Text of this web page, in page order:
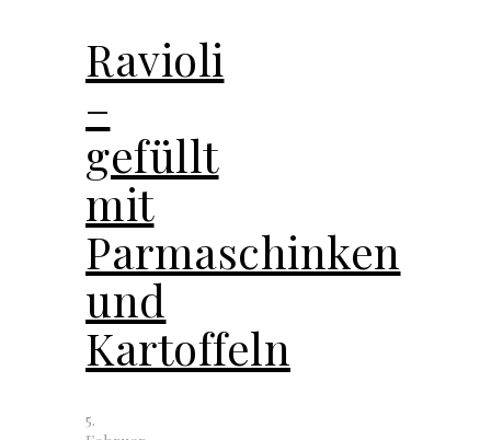
Ravioli
–
gefüllt
mit
Parmaschinken
und
Kartoffeln
5.